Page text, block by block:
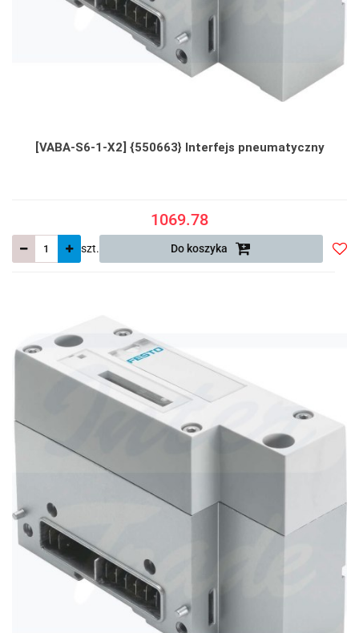
[VABA-S6-1-X2] {550663} Interfejs pneumatyczny
1069.78
szt. Do koszyka